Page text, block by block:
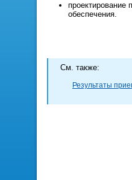
проектирование
обеспечения.
Cм. также:
Результаты